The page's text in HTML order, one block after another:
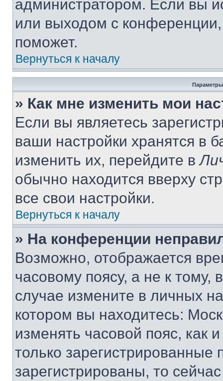
администратором. Если вы
или выходом с
поможет.
Вернуться к началу
Параметры
» Как мне изменить мои
Если вы являетесь
ваши настройки хранятся в
изменить их, перейдите в
обычно находится вверху
все свои настройки.
Вернуться к началу
» На конференции
Возможно, отображается
часовому поясу, а не к тому,
случае измените в личных
котором вы находитесь:
изменять часовой пояс, как
только
зарегистрированы, то